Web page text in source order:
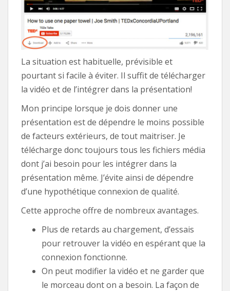
La situation est habituelle, prévisible et
pourtant si facile à éviter. Il suffit de télécharger
la vidéo et de l’intégrer dans la présentation!
Mon principe lorsque je dois donner une
présentation est de dépendre le moins possible
de facteurs extérieurs, de tout maitriser. Je
télécharge donc toujours tous les fichiers média
dont j’ai besoin pour les intégrer dans la
présentation même. J’évite ainsi de dépendre
d’une hypothétique connexion de qualité.
Cette approche offre de nombreux avantages.
Plus de retards au chargement, d’essais
pour retrouver la vidéo en espérant que la
connexion fonctionne.
On peut modifier la vidéo et ne garder que
le morceau dont on a besoin. La façon de